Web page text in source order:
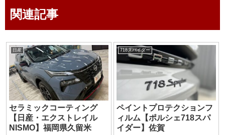
関連記事
日産
セラミックコーティング
【日産・エクストレイル
NISMO】福岡県久留米
718スパイダー
ペイントプロテクションフ
ィルム【ポルシェ718スパ
イダー】佐賀